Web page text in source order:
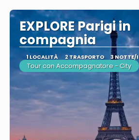
EXPLORE Parigi in
compagnia
1 LOCALITÀ 2 TRASPORTO 3 NOTTE/I
Tour con Accompagnatore - City